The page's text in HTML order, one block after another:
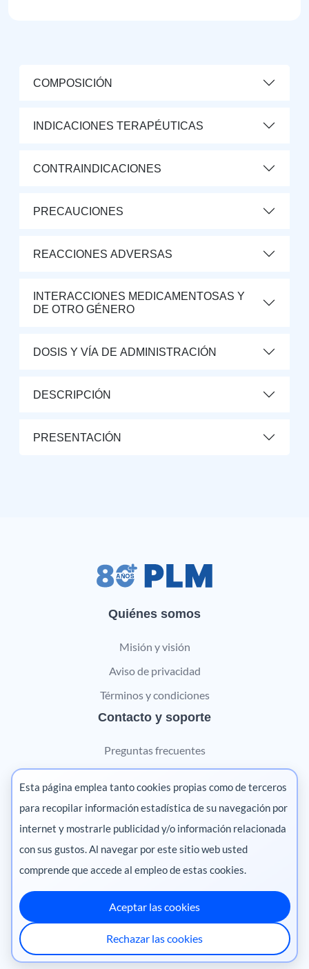
COMPOSICIÓN
INDICACIONES TERAPÉUTICAS
CONTRAINDICACIONES
PRECAUCIONES
REACCIONES ADVERSAS
INTERACCIONES MEDICAMENTOSAS Y
DE OTRO GÉNERO
DOSIS Y VÍA DE ADMINISTRACIÓN
DESCRIPCIÓN
PRESENTACIÓN
Quiénes somos
Misión y visión
Aviso de privacidad
Términos y condiciones
Contacto y soporte
Preguntas frecuentes
Contáctanos
Marketing digital
Pharma
México
·
Ecuador·Perú·
Centroamérica
Chile
Esta página emplea tanto cookies propias como de terceros
para recopilar información estadística de su navegación por
internet y mostrarle publicidad y/o información relacionada
con sus gustos. Al navegar por este sitio web usted
comprende que accede al empleo de estas cookies.
Aceptar las cookies
Rechazar las cookies